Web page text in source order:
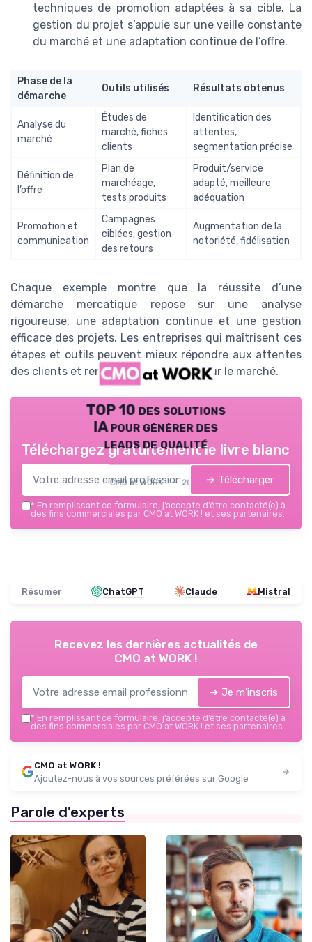
techniques de promotion adaptées à sa cible. La
gestion du projet s’appuie sur une veille constante
du marché et une adaptation continue de l’offre.
Phase de la
démarche
Outils utilisés Résultats obtenus
Analyse du
marché
Études de
marché, fiches
clients
Identification des
attentes,
segmentation précise
Définition de
l’offre
Plan de
marchéage,
tests produits
Produit/service
adapté, meilleure
adéquation
Promotion et
communication
Campagnes
ciblées, gestion
des retours
Augmentation de la
notoriété, fidélisation
Chaque exemple montre que la réussite d’une
démarche mercatique repose sur une analyse
rigoureuse, une adaptation continue et une gestion
efficace des projets. Les entreprises qui maîtrisent ces
étapes et outils peuvent mieux répondre aux attentes
des clients et renforcer leur position sur le marché.
TOP 10 des solutions
IA pour générer des
leads de qualité
CMO at WORK ! — 2026
Téléchargez gratuitement le livre blanc
➔ Télécharger
* En remplissant ce formulaire, j’accepte d’être contacté(e) à
des fins commerciales par CMO at WORK ! et ses partenaires.
Résumer ChatGPT Claude Mistral
Recevez les dernières actualités de
CMO at WORK !
➔ Je m'inscris
* En remplissant ce formulaire, j’accepte d’être contacté(e) à
des fins commerciales par CMO at WORK ! et ses partenaires.
CMO at WORK !
Ajoutez-nous à vos sources préférées sur Google
Parole d'experts